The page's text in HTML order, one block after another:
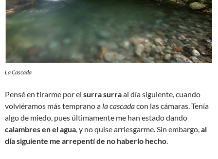
La Cascada
Pensé en tirarme por el surra surraal día siguiente, cuando
volviéramos más temprano a la cascadacon las cámaras. Tenía
algo de miedo, pues últimamente me han estado dando
calambres en el agua, y no quise arriesgarme. Sin embargo,al
día siguiente me arrepentí de no haberlo hecho.